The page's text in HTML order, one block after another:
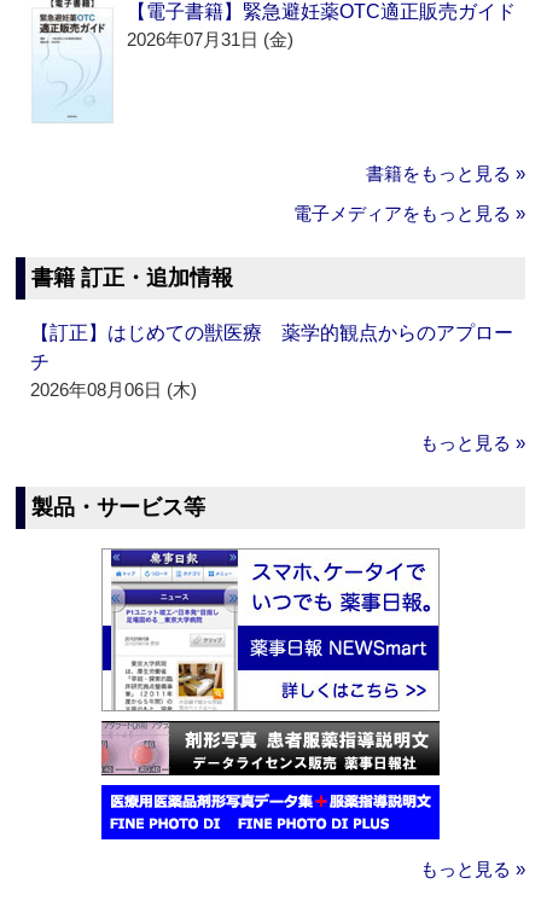
【電子書籍】緊急避妊薬OTC適正販売ガイド
2026年07月31日 (金)
書籍をもっと見る »
電子メディアをもっと見る »
書籍 訂正・追加情報
【訂正】はじめての獣医療 薬学的観点からのアプロー
チ
2026年08月06日 (木)
もっと見る »
製品・サービス等
もっと見る »